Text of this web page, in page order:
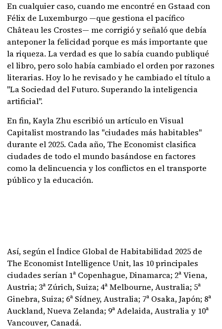
En cualquier caso, cuando me encontré en Gstaad con
Félix de Luxemburgo —que gestiona el pacífico
Château les Crostes— me corrigió y señaló que debía
anteponer la felicidad porque es más importante que
la riqueza. La verdad es que lo sabía cuando publiqué
el libro, pero solo había cambiado el orden por razones
literarias. Hoy lo he revisado y he cambiado el título a
"La Sociedad del Futuro. Superando la inteligencia
artificial".
En fin, Kayla Zhu escribió un artículo en Visual
Capitalist mostrando las "ciudades más habitables"
durante el 2025. Cada año, The Economist clasifica
ciudades de todo el mundo basándose en factores
como la delincuencia y los conflictos en el transporte
público y la educación.
Así, según el Índice Global de Habitabilidad 2025 de
The Economist Intelligence Unit, las 10 principales
ciudades serían 1ª Copenhague, Dinamarca; 2ª Viena,
Austria; 3ª Zúrich, Suiza; 4ª Melbourne, Australia; 5ª
Ginebra, Suiza; 6ª Sídney, Australia; 7ª Osaka, Japón; 8ª
Auckland, Nueva Zelanda; 9ª Adelaida, Australia y 10ª
Vancouver, Canadá.